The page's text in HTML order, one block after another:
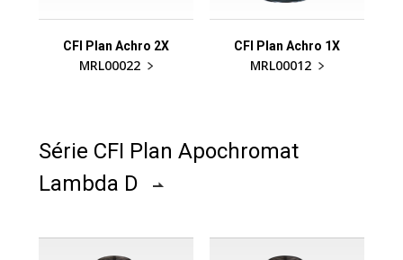
CFI Plan Achro 2X
MRL00022
CFI Plan Achro 1X
MRL00012
Série CFI Plan Apochromat
Lambda D